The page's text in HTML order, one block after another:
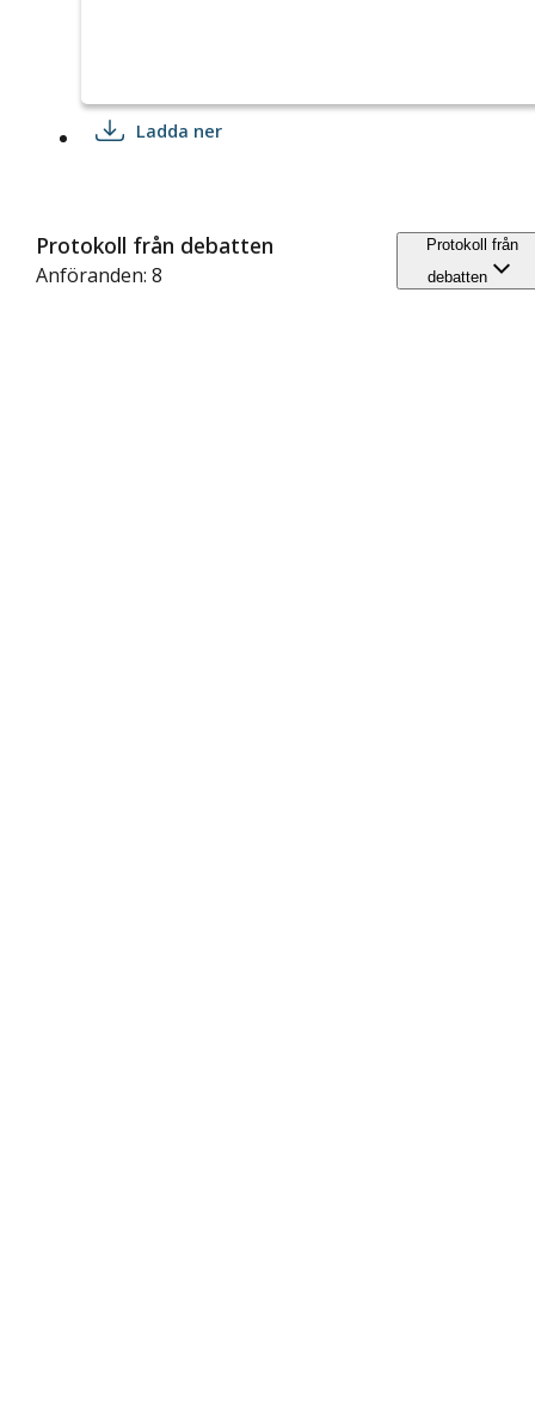
Ladda ner
Protokoll från debatten
Anföranden: 8
Protokoll från
debatten